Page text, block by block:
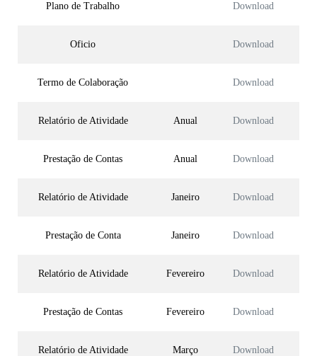
Plano de Trabalho Download
Oficio Download
Termo de Colaboração Download
Relatório de Atividade Anual Download
Prestação de Contas Anual Download
Relatório de Atividade Janeiro Download
Prestação de Conta Janeiro Download
Relatório de Atividade Fevereiro Download
Prestação de Contas Fevereiro Download
Relatório de Atividade Março Download